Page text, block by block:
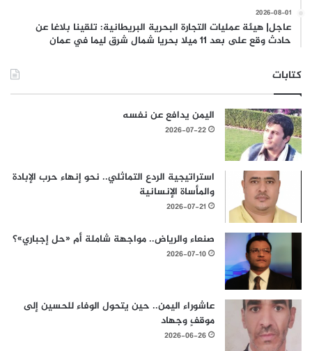
2026-08-01
عاجل| هيئة عمليات التجارة البحرية البريطانية: تلقينا بلاغا عن
حادث وقع على بعد 11 ميلا بحريا شمال شرق ليما في عمان
كتابات
اليمن يدافع عن نفسه
2026-07-22
استراتيجية الردع التماثلي.. نحو إنهاء حرب الإبادة
والمأساة الإنسانية
2026-07-21
صنعاء والرياض.. مواجهة شاملة أم «حل إجباري»؟
2026-07-10
عاشوراء اليمن.. حين يتحول الوفاء للحسين إلى
موقفٍ وجهاد
2026-06-26